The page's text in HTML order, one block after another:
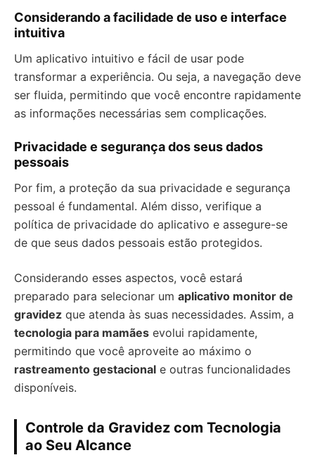
Considerando a facilidade de uso e interface
intuitiva
Um aplicativo intuitivo e fácil de usar pode
transformar a experiência. Ou seja, a navegação deve
ser fluida, permitindo que você encontre rapidamente
as informações necessárias sem complicações.
Privacidade e segurança dos seus dados
pessoais
Por fim, a proteção da sua privacidade e segurança
pessoal é fundamental. Além disso, verifique a
política de privacidade do aplicativo e assegure-se
de que seus dados pessoais estão protegidos.
Considerando esses aspectos, você estará
preparado para selecionar um aplicativo monitor de
gravidez que atenda às suas necessidades. Assim, a
tecnologia para mamães evolui rapidamente,
permitindo que você aproveite ao máximo o
rastreamento gestacional e outras funcionalidades
disponíveis.
Controle da Gravidez com Tecnologia
ao Seu Alcance